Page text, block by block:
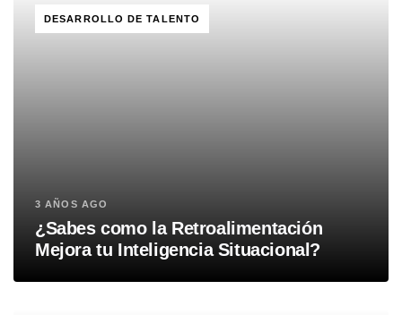
DESARROLLO DE TALENTO
3 AÑOS AGO
¿Sabes como la Retroalimentación
Mejora tu Inteligencia Situacional?